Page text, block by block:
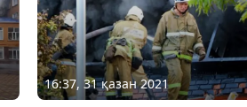
16:37, 31 қазан 2021